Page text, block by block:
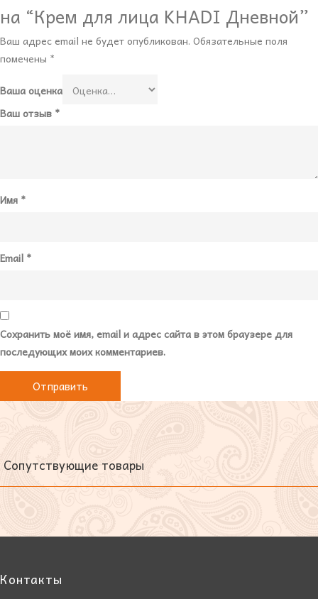
на “Крем для лица KHADI Дневной”
Ваш адрес email не будет опубликован. Обязательные поля
помечены *
Ваша оценка
Ваш отзыв *
Имя *
Email *
Сохранить моё имя, email и адрес сайта в этом браузере для
последующих моих комментариев.
Сопутствующие товары
Контакты